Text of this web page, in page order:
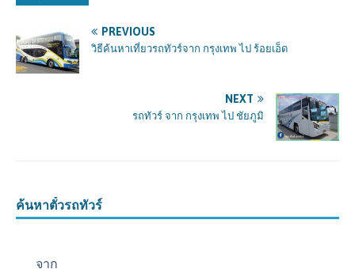
PREVIOUS
วิธีค้นหาเที่ยวรถทัวร์จาก กรุงเทพ ไป ร้อยเอ็ด
NEXT
รถทัวร์ จาก กรุงเทพ ไป ชัยภูมิ
ค้นหาตั๋วรถทัวร์